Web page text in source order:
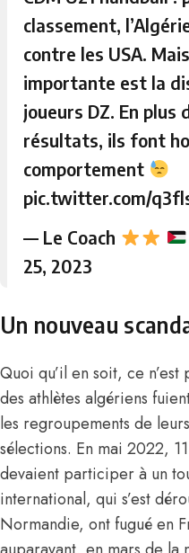
classement,
contre les USA.
importante est la
joueurs DZ. En
résultats, ils font
comportement
pic.twitter.com/
— Le Coach
25, 2023
Un nouveau
Quoi qu’il en soit, ce
des athlètes algériens
les regroupements de
sélections. En mai 2022,
devaient participer à un
international, qui s’est
Normandie, ont fugué en